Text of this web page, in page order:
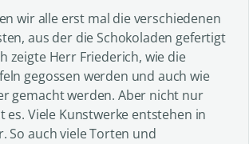
wir alle erst mal die verschiedenen
aus der die Schokoladen gefertigt
zeigte Herr Friederich, wie die
gegossen werden und auch wie
gemacht werden. Aber nicht nur
es. Viele Kunstwerke entstehen in
So auch viele Torten und